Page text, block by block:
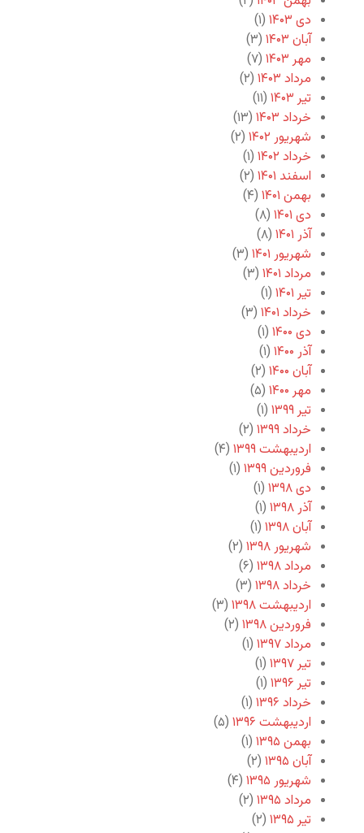
دی ۱۴۰۳
(۱)
آبان ۱۴۰۳
(۳)
مهر ۱۴۰۳
(۷)
مرداد ۱۴۰۳
(۲)
تیر ۱۴۰۳
(۱۱)
خرداد ۱۴۰۳
(۱۳)
شهریور ۱۴۰۲
(۲)
خرداد ۱۴۰۲
(۱)
اسفند ۱۴۰۱
(۲)
بهمن ۱۴۰۱
(۴)
دی ۱۴۰۱
(۸)
آذر ۱۴۰۱
(۸)
شهریور ۱۴۰۱
(۳)
مرداد ۱۴۰۱
(۳)
تیر ۱۴۰۱
(۱)
خرداد ۱۴۰۱
(۳)
دی ۱۴۰۰
(۱)
آذر ۱۴۰۰
(۱)
آبان ۱۴۰۰
(۲)
مهر ۱۴۰۰
(۵)
تیر ۱۳۹۹
(۱)
خرداد ۱۳۹۹
(۲)
اردیبهشت ۱۳۹۹
(۴)
فروردین ۱۳۹۹
(۱)
دی ۱۳۹۸
(۱)
آذر ۱۳۹۸
(۱)
آبان ۱۳۹۸
(۱)
شهریور ۱۳۹۸
(۲)
مرداد ۱۳۹۸
(۶)
خرداد ۱۳۹۸
(۳)
اردیبهشت ۱۳۹۸
(۳)
فروردین ۱۳۹۸
(۲)
مرداد ۱۳۹۷
(۱)
تیر ۱۳۹۷
(۱)
تیر ۱۳۹۶
(۱)
خرداد ۱۳۹۶
(۱)
اردیبهشت ۱۳۹۶
(۵)
بهمن ۱۳۹۵
(۱)
آبان ۱۳۹۵
(۲)
شهریور ۱۳۹۵
(۴)
مرداد ۱۳۹۵
(۲)
تیر ۱۳۹۵
(۲)